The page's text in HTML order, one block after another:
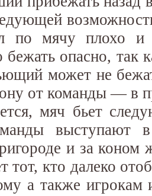
по мячу плохо и
опасно, так
может не
от команды — в
мяч бьет
выступают
и за
кто далеко
а также игрокам